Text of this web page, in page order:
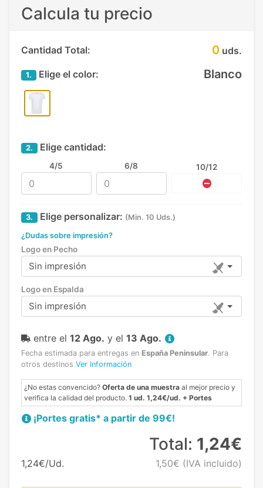
Calcula tu precio
Cantidad Total: 0 uds.
1. Elige el color: Blanco
2. Elige cantidad:
4/5 6/8 10/12
3. Elige personalizar: (Min. 10 Uds.)
¿Dudas sobre impresión?
Logo en Pecho
Sin impresión
Logo en Espalda
Sin impresión
entre el 12 Ago. y el 13 Ago.
Fecha estimada para entregas en España Peninsular. Para
otros destinos Ver Información
¿No estas convencido? Oferta de una muestra al mejor precio y
verifica la calidad del producto. 1 ud. 1,24€/ud. + Portes
¡Portes gratis* a partir de 99€!
1,24€/Ud.
Total: 1,24€
1,50€ (IVA incluido)